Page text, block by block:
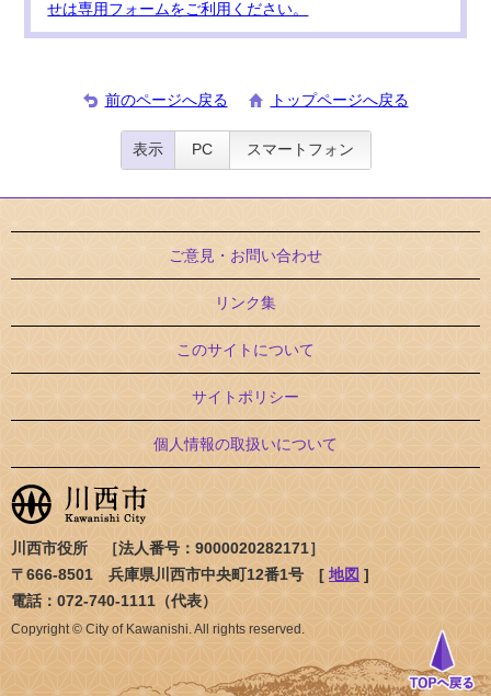
せは専用フォームをご利用ください。
前のページへ戻る トップページへ戻る
表示 PC スマートフォン
ご意見・お問い合わせ
リンク集
このサイトについて
サイトポリシー
個人情報の取扱いについて
川西市役所 ［法人番号：9000020282171］
〒666-8501 兵庫県川西市中央町12番1号 [ 地図 ]
電話：072-740-1111（代表）
Copyright © City of Kawanishi. All rights reserved.